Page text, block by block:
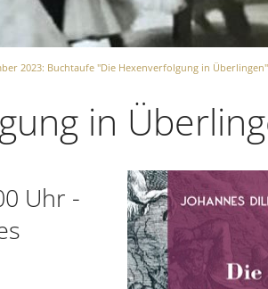
2023: Buchtaufe "Die Hexenverfolgung in Überlingen"
in
Uhr -